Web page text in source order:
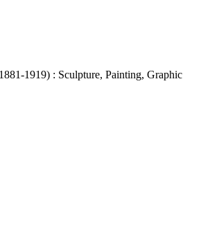
1919) : Sculpture, Painting, Graphic